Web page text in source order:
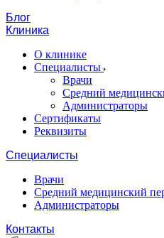
Блог
Клиника
О клинике
Специалисты
Врачи
Средний
Администраторы
Сертификаты
Реквизиты
Специалисты
Врачи
Средний медицинский
Администраторы
Контакты